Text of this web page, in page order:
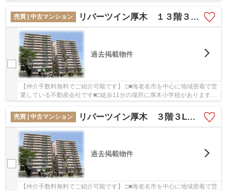
売買 | 中古マンション
リバーツイン厚木 １３階３LDKリフォーム済み【仲介手数料無料】
過去掲載物件
【仲介手数料無料でご紹介可能です】 □■海老名市を中心に地域密着で営
業している不動産会社です■□徒歩11分の場所に厚木小学校があります。
売買 | 中古マンション
リバーツイン厚木 ３階３LDKリフォーム済み【仲介手数料無料】
過去掲載物件
【仲介手数料無料でご紹介可能です】 □■海老名市を中心に地域密着で営